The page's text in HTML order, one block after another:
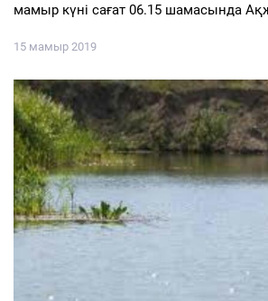
мамыр күні сағат 06.15 шамасында
15 мамыр 2019